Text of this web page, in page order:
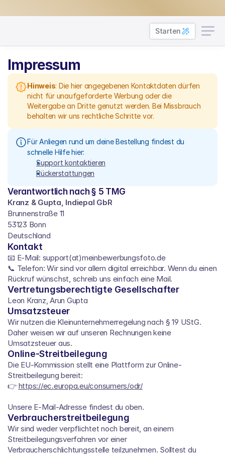
Starten
Impressum
Hinweis: Die hier angegebenen Kontaktdaten dürfen
nicht für unaufgeforderte Werbung oder die
Weitergabe an Dritte genutzt werden. Bei Missbrauch
behalten wir uns rechtliche Schritte vor.
Für Anliegen rund um deine Bestellung findest du
schnelle Hilfe hier:
Support kontaktieren
Rückerstattungen
Verantwortlich nach § 5 TMG
Kranz & Gupta, Indiepal GbR
Brunnenstraße 11
53123 Bonn
Deutschland
Kontakt
📧 E-Mail: support(at)meinbewerbungsfoto.de
📞 Telefon: Wir sind vor allem digital erreichbar. Wenn du einen
Rückruf wünschst, schreib uns einfach eine Mail.
Vertretungsberechtigte Gesellschafter
Leon Kranz, Arun Gupta
Umsatzsteuer
Wir nutzen die Kleinunternehmerregelung nach § 19 UStG.
Daher weisen wir auf unseren Rechnungen keine
Umsatzsteuer aus.
Online-Streitbeilegung
Die EU-Kommission stellt eine Plattform zur Online-
Streitbeilegung bereit:
👉 https://ec.europa.eu/consumers/odr/
Unsere E-Mail-Adresse findest du oben.
Verbraucherstreitbeilegung
Wir sind weder verpflichtet noch bereit, an einem
Streitbeilegungsverfahren vor einer
Verbraucherschlichtungsstelle teilzunehmen. Solltest du